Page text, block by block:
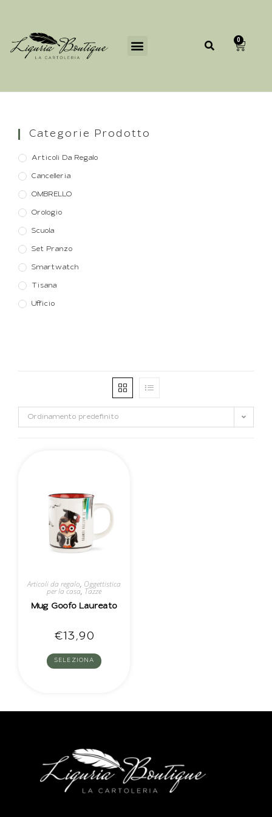
0
Categorie Prodotto
Articoli Da Regalo
Cancelleria
OMBRELLO
Orologio
Scuola
Set Pranzo
Smartwatch
Tisana
Ufficio
Ordinamento predefinito
Articoli da regalo, Oggettistica
per la casa, Tazze
Mug Goofo Laureato
€13,90
SELEZIONA